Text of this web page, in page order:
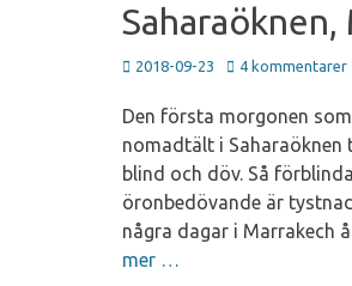
Saharaöknen,
Publicerad
2018-09-23 4 kommentarer
Den första morgonen
nomadtält i
blind och döv. Så
öronbedövande är
några dagar i Marrakech
mer …